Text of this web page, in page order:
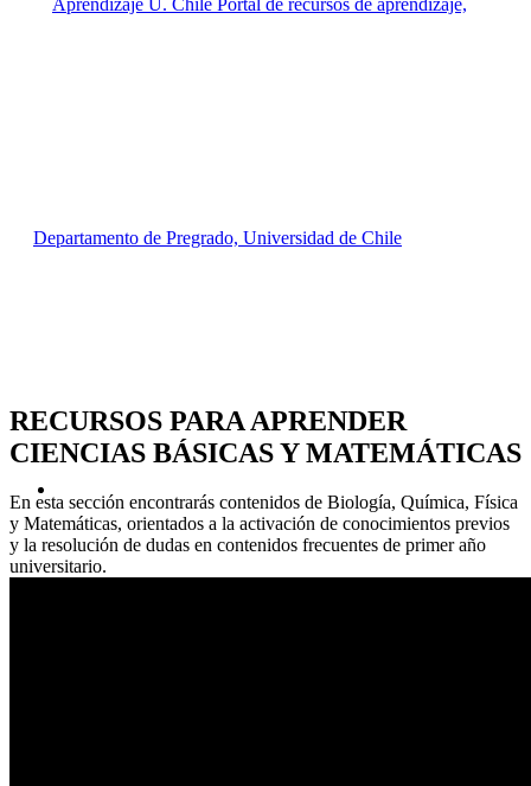
RECURSOS PARA APRENDER
CIENCIAS BÁSICAS Y MATEMÁTICAS
En esta sección encontrarás contenidos de Biología, Química, Física
y Matemáticas, orientados a la activación de conocimientos previos
y la resolución de dudas en contenidos frecuentes de primer año
universitario.